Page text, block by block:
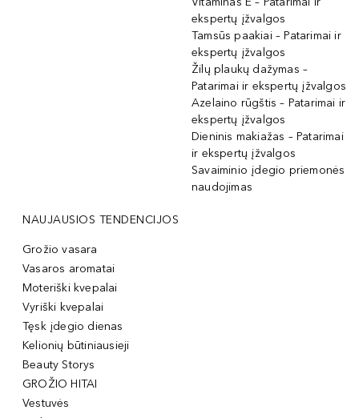
ekspertų įžvalgos
Tamsūs paakiai – Patarimai ir
ekspertų įžvalgos
Žilų plaukų dažymas –
Patarimai ir ekspertų įžvalgos
Azelaino rūgštis – Patarimai ir
ekspertų įžvalgos
Dieninis makiažas – Patarimai
ir ekspertų įžvalgos
Savaiminio įdegio priemonės
naudojimas
NAUJAUSIOS TENDENCIJOS
Grožio vasara
Vasaros aromatai
Moteriški kvepalai
Vyriški kvepalai
Tęsk įdegio dienas
Kelionių būtiniausieji
Beauty Storys
GROŽIO HITAI
Vestuvės